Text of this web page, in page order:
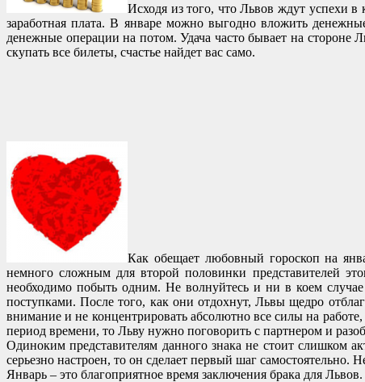
Исходя из того, что Львов ждут успехи
заработная плата. В январе можно выгодно вложить
денежные операции на потом. Удача часто бывает на стороне
скупать все билеты, счастье найдет вас само.
Как обещает любовный гороскоп на
немного сложным для второй половинки представителей
необходимо побыть одним. Не волнуйтесь и ни в коем
поступками. После того, как они отдохнут, Львы щедро
внимание и не концентрировать абсолютно все силы на
период времени, то Льву нужно поговорить с партнером и
Одиноким представителям данного знака не стоит слишком
серьезно настроен, то он сделает первый шаг самостоятельно.
Январь – это благоприятное время заключения брака для